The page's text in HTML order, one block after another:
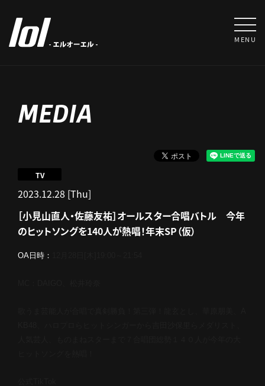
MENU
MEDIA
2023.12.28 [Thu]
TV
［小見山直人・佐藤友祐］オールスター合唱バトル 今年
のヒットソングを140人が熱唱！年末SP（仮）
OA日時：